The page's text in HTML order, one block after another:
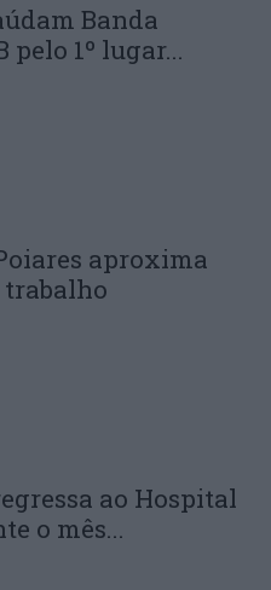
Banda
1º lugar...
aproxima
ao Hospital
o mês...